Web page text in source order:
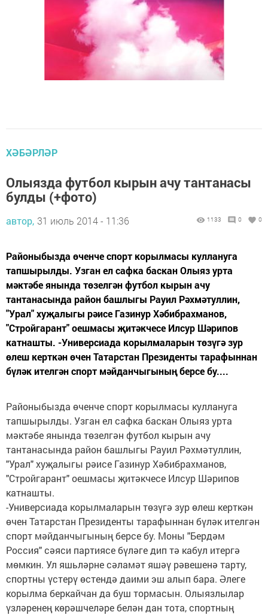
ХӘБӘРЛӘР
Олыязда футбол кырын ачу тантанасы
булды (+фото)
автор, 31 июль 2014 - 11:36 1133 0 0
Районыбызда өченче спорт корылмасы куллануга
тапшырылды. Узган ел сафка баскан Олыяз урта
мәктәбе янында төзелгән футбол кырын ачу
тантанасында район башлыгы Рауил Рәхмәтуллин,
"Урал" хуҗалыгы рәисе Газинур Хәбибрахманов,
"Стройгарант" оешмасы җитәкчесе Илсур Шәрипов
катнашты. -Универсиада корылмаларын төзүгә зур
өлеш керткән өчен Татарстан Президенты тарафыннан
бүләк ителгән спорт мәйданчыгының берсе бу....
Районыбызда өченче спорт корылмасы куллануга
тапшырылды. Узган ел сафка баскан Олыяз урта
мәктәбе янында төзелгән футбол кырын ачу
тантанасында район башлыгы Рауил Рәхмәтуллин,
"Урал" хуҗалыгы рәисе Газинур Хәбибрахманов,
"Стройгарант" оешмасы җитәкчесе Илсур Шәрипов
катнашты.
-Универсиада корылмаларын төзүгә зур өлеш керткән
өчен Татарстан Президенты тарафыннан бүләк ителгән
спорт мәйданчыгының берсе бу. Моны "Бердәм
Россия" сәяси партиясе бүләге дип тә кабул итергә
мөмкин. Ул яшьләрне сәламәт яшәү рәвешенә тарту,
спортны үстерү өстендә даими эш алып бара. Әлеге
корылма беркайчан да буш тормасын. Олыязлылар
үзләренең көрәшчеләре белән дан тота, спортның